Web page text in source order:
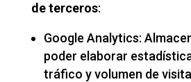
de terceros:
Google Analytics:
poder elaborar
tráfico y volumen de